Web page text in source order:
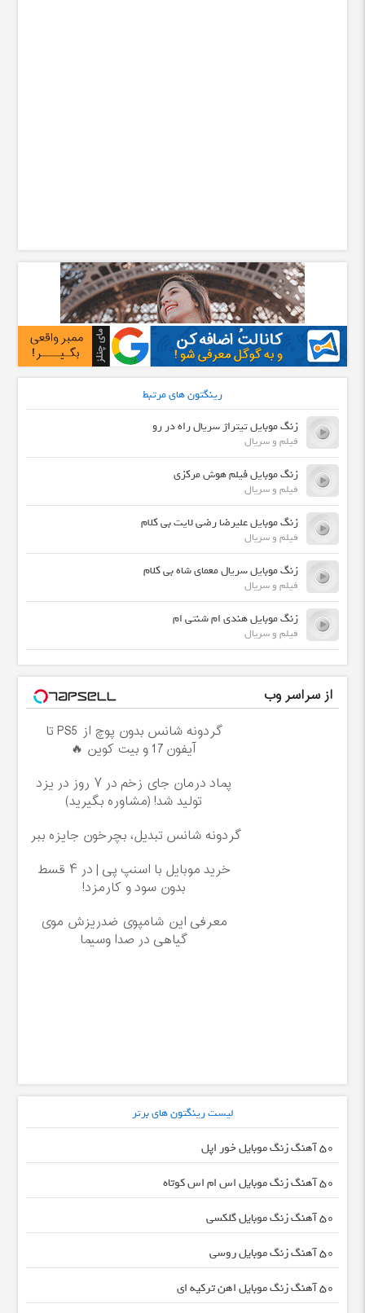
رینگتون های مرتبط
زنگ موبایل تیتراژ سریال راه در رو
فیلم و سریال
زنگ موبایل فیلم هوش مرکزی
فیلم و سریال
زنگ موبایل علیرضا رضی لایت بی کلام
فیلم و سریال
زنگ موبایل سریال معمای شاه بی کلام
فیلم و سریال
زنگ موبایل هندی ام شنتی ام
فیلم و سریال
از سراسر وب
گردونه شانس بدون پوچ از PS5 تا
آیفون17 و بیت کوین 🔥
پماد درمان جای زخم در ۷ روز در یزد
تولید شد! (مشاوره بگیرید)
گردونه شانس تبدیل، بچرخون جایزه ببر
خرید موبایل با اسنپ پی | در ۴ قسط
بدون سود و کارمزد!
معرفی این شامپوی ضدریزش موی
گیاهی در صدا وسیما
لیست رینگتون های برتر
50 آهنگ زنگ موبایل خور اپل
50 آهنگ زنگ موبایل اس ام اس کوتاه
50 آهنگ زنگ موبایل گلکسی
50 آهنگ زنگ موبایل روسی
50 آهنگ زنگ موبایل اهن ترکیه ای